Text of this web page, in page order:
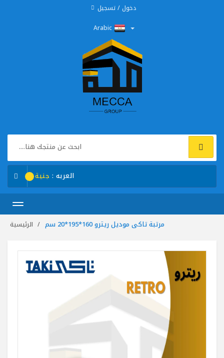
دخول / تسجيل
Arabic
العربه : جنية
الرئيسية مرتبة تاكى موديل ريترو 160*195*20 سم